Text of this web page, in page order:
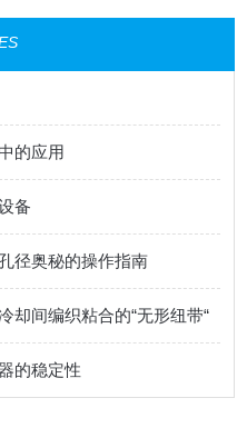
的应用
备
径奥秘的操作指南
间编织粘合的“无形纽带“
的稳定性